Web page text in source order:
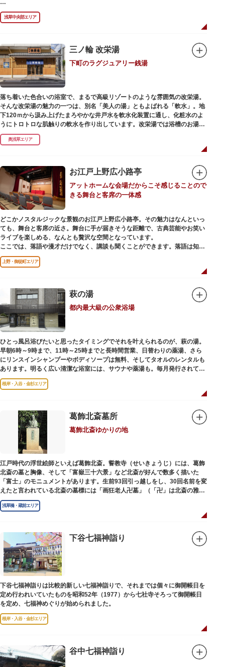
浅草の象徴とも言える「雷門（風雷神門）」は、高さ3.9mの大提灯と風神雷
神像が安置された浅草寺の総門。本堂前には2体の仁王尊像が並ぶ山門「宝
蔵門」が建ち、参拝客を堂々と迎えてくれます。本堂前には、邪気を払うご
身を清めましょう。「観音堂」とも呼ばれる本堂にはご本尊の聖観世音菩薩
が祀られており、毎日定時に法要が執り行われています。
境内の歴史ある建造物も必見です。ひと際目立つ五重塔、国指定重要文化財
の二天門、浅草名所七福神のひとつ・大黒天が祀られた影向堂（ようごうど
う）など、悠久の時に思いを馳せて見学をお楽しみください。
日没後はライトアップされ、朱塗りの建物がより一層鮮やかに浮かび上がり
ます。昼間は約90店舗が軒を連ねる仲見世のお店も閉まり、シャッターに描
かれた「浅草絵巻」を楽しめるのも夜の醍醐味。撮影スポットやデートスポ
ットにもおすすめです。昼間と比べて人が少なくゆっくり巡れるので、足を
運んでみてはいかがでしょうか。
浅草中央部エリア
三ノ輪 改栄湯
下町のラグジュアリー銭湯
落ち着いた色合いの浴室で、まるで高級リゾートのような雰囲気の改栄湯。
そんな改栄湯の魅力の一つは、別名「美人の湯」ともよばれる「軟水」。地
下120ｍから汲み上げたまろやかな井戸水を軟水化装置に通し、化粧水のよ
うにトロトロな肌触りの軟水を作り出しています。改栄湯では浴槽のお湯か
らカランのお湯まですべてが軟水。お風呂上がりにはお肌しっとり、髪の毛
さらさらになれることまちがいなしです。お風呂の種類も多く、高濃度浸透
炭酸泉、シルキーバス、ジェットバス、サウナなど気分によって様々なお風
そしてお風呂上がりには、キンキンに冷えた生ビールやレモンサワーで乾杯
するもよし、改栄湯名物こだわりの生乳ソフトクリームを食べるのもよし、
どの年代の方々も、身も心も温まる幸せな空間となっています。オリジナル
グッズの販売もありますのでお立ち寄りの際にはぜひ覗いてみてください
ね。
奥浅草エリア
お江戸上野広小路亭
アットホームな会場だからこそ感じることので
きる舞台と客席の一体感
どこかノスタルジックな景観のお江戸上野広小路亭。その魅力はなんといっ
ても、舞台と客席の近さ。舞台に手が届きそうな距離で、古典芸能やお笑い
ライブを楽しめる、なんとも贅沢な空間となっています。
ここでは、落語や漫才だけでなく、講談も聞くことができます。落語は知っ
ているけど講談ってなんだろう？と思われた方も、ぜひ一度お江戸上野広小
路亭をのぞいてみませんか？
上野・御徒町エリア
萩の湯
都内最大級の公衆浴場
ひとっ風呂浴びたいと思ったタイミングでそれを叶えられるのが、萩の湯。
早朝6時～9時まで、11時～25時までと長時間営業、日替わりの薬湯、さら
にリンスインシャンプーやボディソープは無料、そしてタオルのレンタルも
あります。明るく広い清潔な浴室には、サウナや薬湯も。毎月発行されてい
る萩の湯だよりで薬湯の予定を確認すれば、お好みの薬湯を楽しめます。
また併設されたレストラン、食事処こもれびではおいしい食事だけでなく、
後これまた好きなタイミングで、おいしい食事をいただき、心も体も整えて
日々の生活を支えてくれる空間です。
根岸・入谷・金杉エリア
葛飾北斎墓所
葛飾北斎ゆかりの地
江戸時代の浮世絵師といえば葛飾北斎。誓教寺（せいきょうじ）には、葛飾
北斎の墓と胸像、そして「富嶽三十六景」など北斎が好んで数多く描いた
「富士」のモニュメントがあります。生前93回引っ越しをし、30回名前を変
えたと言われている北斎の墓標には「画狂老人卍墓」（「卍」は北斎の雅号
の一つ）とあり、辞世の句が刻まれています。毎年命日の4月18日には「北
斎忌」が開かれ、法要が営まれます。
浅草橋・蔵前エリア
下谷七福神詣り
下谷七福神詣りは比較的新しい七福神詣りで、それまでは個々に御開帳日を
定め行われいていたものを昭和52年（1977）から七社寺そろって御開帳日
を定め、七福神めぐりが始められました。
根岸・入谷・金杉エリア
谷中七福神詣り